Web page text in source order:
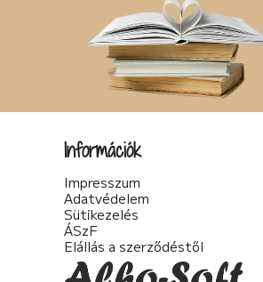
Információk
Impresszum
Adatvédelem
Sütikezelés
ÁSzF
Elállás a szerződéstől